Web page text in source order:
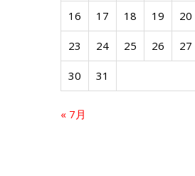
16 17 18 19 20
23 24 25 26 27
30 31
« 7月